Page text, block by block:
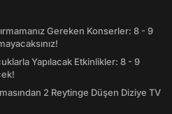
Gereken Konserler: 8 - 9
Yapılacak Etkinlikler: 8 - 9
2 Reytinge Düşen Diziye TV